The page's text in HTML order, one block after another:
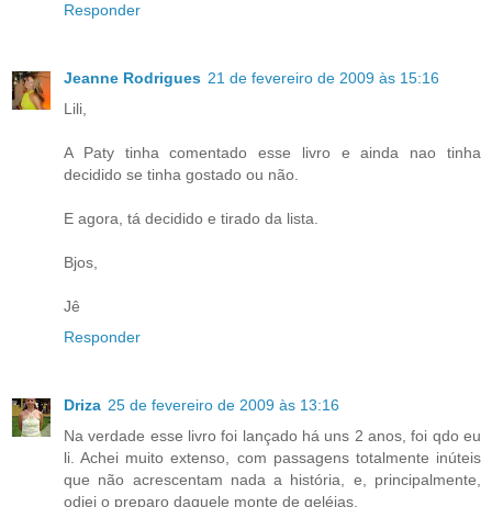
Responder
Jeanne Rodrigues 21 de fevereiro de 2009 às 15:16
Lili,
A Paty tinha comentado esse livro e ainda nao tinha
decidido se tinha gostado ou não.
E agora, tá decidido e tirado da lista.
Bjos,
Jê
Responder
Driza 25 de fevereiro de 2009 às 13:16
Na verdade esse livro foi lançado há uns 2 anos, foi qdo eu
li. Achei muito extenso, com passagens totalmente inúteis
que não acrescentam nada a história, e, principalmente,
odiei o preparo daquele monte de geléias.